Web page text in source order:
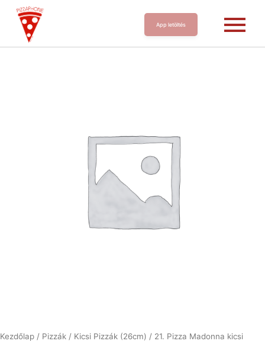
App letöltés
Kezdőlap / Pizzák / Kicsi Pizzák (26cm) / 21. Pizza Madonna kicsi